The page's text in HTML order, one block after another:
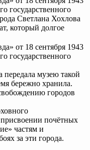
государственного
Светлана Хохлова
который долгое
от 18 сентября 1943
государственного
музею такой
бережно хранила.
городов
почётных
частям и
за эти города.